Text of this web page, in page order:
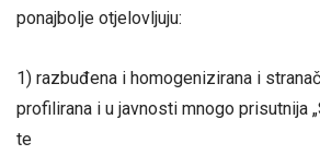
ponajbolje otjelovljuju:
1) razbuđena i homogenizirana i
profilirana i u javnosti mnogo prisutnija
te